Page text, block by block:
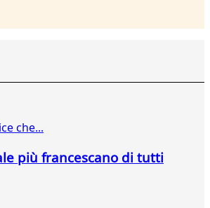
che...
più francescano di tutti